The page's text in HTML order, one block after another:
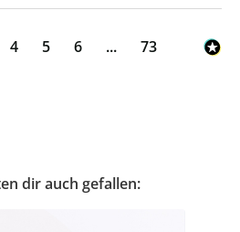
4 5 6 ... 73
dir auch gefallen: